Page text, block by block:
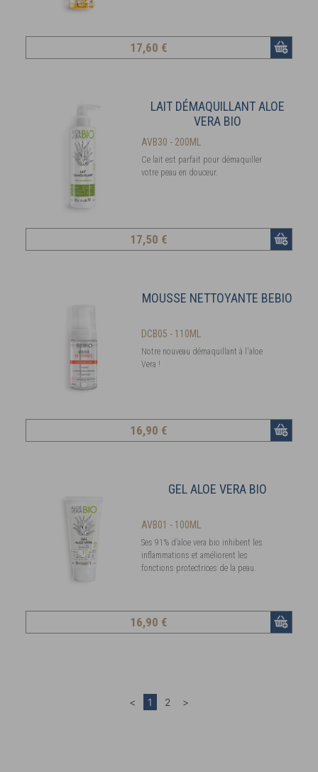
17,60 €
LAIT DÉMAQUILLANT ALOE
VERA BIO
AVB30 - 200ML
Ce lait est parfait pour démaquiller
votre peau en douceur.
17,50 €
MOUSSE NETTOYANTE BEBIO
DCB05 - 110ML
Notre nouveau démaquillant à l'aloe
Vera !
16,90 €
GEL ALOE VERA BIO
AVB01 - 100ML
Ses 91% d’aloe vera bio inhibent les
inflammations et améliorent les
fonctions protectrices de la peau.
16,90 €